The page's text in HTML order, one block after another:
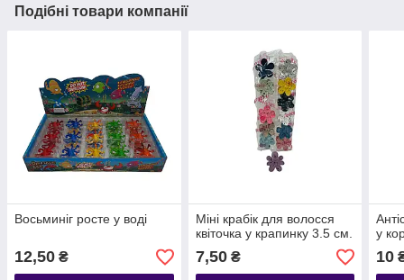
Подібні товари компанії
Восьминіг росте у воді
12,50 ₴
Міні крабік для волосся
квіточка у крапинку 3.5 см.
7,50₴
у
10